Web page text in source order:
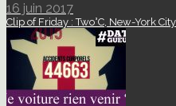
16 juin 2017
Clip of Friday : Two°C, New-York